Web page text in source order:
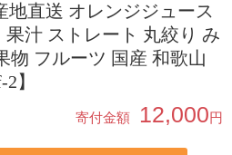
地直送 オレンジジュース
汁 ストレート 丸絞り み
物 フルーツ 国産 和歌山
】
寄付金額 12,000円